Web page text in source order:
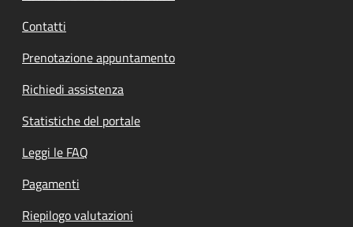
Contatti
Prenotazione appuntamento
Richiedi assistenza
Statistiche del portale
Leggi le FAQ
Pagamenti
Riepilogo valutazioni